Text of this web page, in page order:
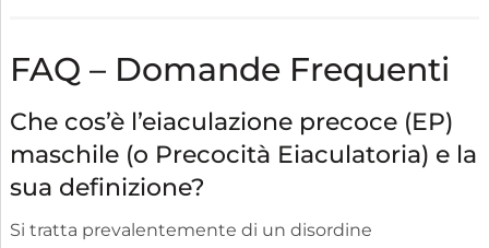
FAQ – Domande Frequenti
Che cos’è l’eiaculazione precoce (EP)
maschile (o Precocità Eiaculatoria) e la
sua definizione?
Si tratta prevalentemente di un disordine